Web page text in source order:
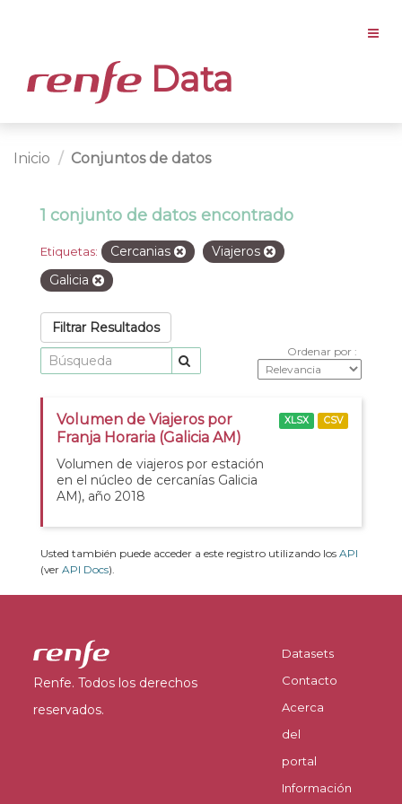
Data
Inicio Conjuntos de datos
1 conjunto de datos encontrado
Etiquetas: Cercanias
Viajeros
Galicia
Filtrar Resultados
Ordenar por
Volumen de Viajeros por
Franja Horaria (Galicia AM)
Volumen de viajeros por estación
en el núcleo de cercanías Galicia
AM), año 2018
XLSX CSV
Usted también puede acceder a este registro utilizando los API
(ver API Docs).
Renfe. Todos los derechos
reservados.
Datasets
Contacto
Acerca
del
portal
Información